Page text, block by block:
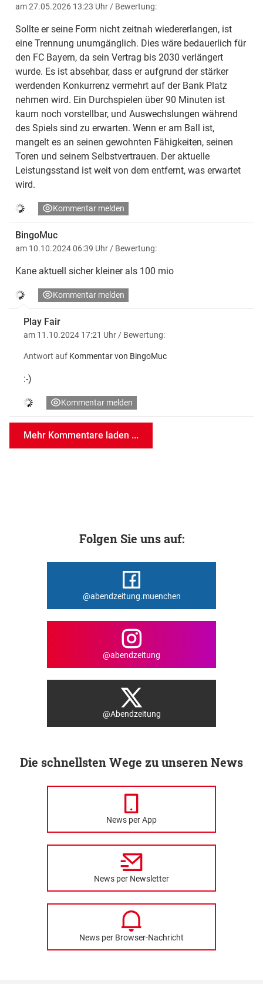
am 27.05.2026 13:23 Uhr / Bewertung:
Sollte er seine Form nicht zeitnah wiedererlangen, ist
eine Trennung unumgänglich. Dies wäre bedauerlich für
den FC Bayern, da sein Vertrag bis 2030 verlängert
wurde. Es ist absehbar, dass er aufgrund der stärker
werdenden Konkurrenz vermehrt auf der Bank Platz
nehmen wird. Ein Durchspielen über 90 Minuten ist
kaum noch vorstellbar, und Auswechslungen während
des Spiels sind zu erwarten. Wenn er am Ball ist,
mangelt es an seinen gewohnten Fähigkeiten, seinen
Toren und seinem Selbstvertrauen. Der aktuelle
Leistungsstand ist weit von dem entfernt, was erwartet
wird.
Kommentar melden
BingoMuc
am 10.10.2024 06:39 Uhr / Bewertung:
Kane aktuell sicher kleiner als 100 mio
Kommentar melden
Play Fair
am 11.10.2024 17:21 Uhr / Bewertung:
Antwort auf Kommentar von BingoMuc
:-)
Kommentar melden
Mehr Kommentare laden ...
Folgen Sie uns auf:
@abendzeitung.muenchen
@abendzeitung
@Abendzeitung
Die schnellsten Wege zu unseren News
News per App
News per Newsletter
News per Browser-Nachricht